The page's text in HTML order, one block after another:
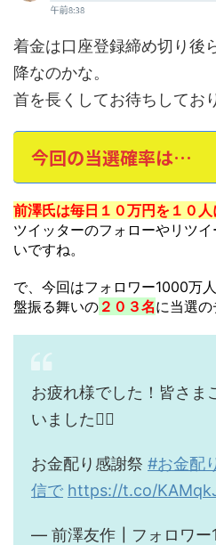
着金は口座登録締め切り後
降なのかな。
首を長くしてお待ちしてお
今回の当選確率は…
前澤氏は毎日１０万円を１０人
ツイッターのフォローやリツ
いですね。
で、今回はフォロワー1000万
盤振る舞いの ２０３名に当選の
お疲れ様でした！皆さま
いました🙇‍♂️
お金配り感謝祭 #お金配
信で https://t.co/
— 前澤友作┃フォロワー